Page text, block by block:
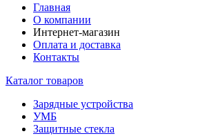
Главная
О компании
Интернет-магазин
Оплата и доставка
Контакты
Каталог товаров
Зарядные устройства
УМБ
Защитные стекла